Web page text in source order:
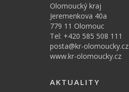
Olomoucký kraj
Jeremenkova 40a
779 11 Olomouc
Tel: +420 585 508 111
posta@kr-olomoucky.cz
www.kr-olomoucky.cz
AKTUALITY